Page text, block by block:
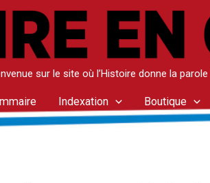
sur le site où l’Histoire donne la
Indexation Boutique